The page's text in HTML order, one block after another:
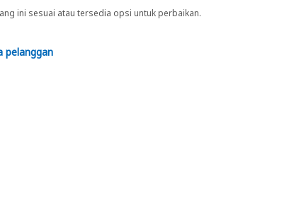
ini sesuai atau tersedia opsi untuk perbaikan.
pelanggan